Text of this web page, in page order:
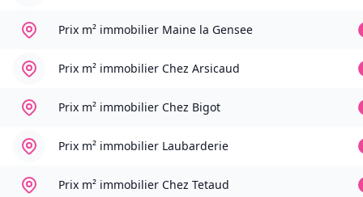
Prix m² immobilier Maine la Gensee
Prix m² immobilier Chez Arsicaud
Prix m² immobilier Chez Bigot
Prix m² immobilier Laubarderie
Prix m² immobilier Chez Tetaud